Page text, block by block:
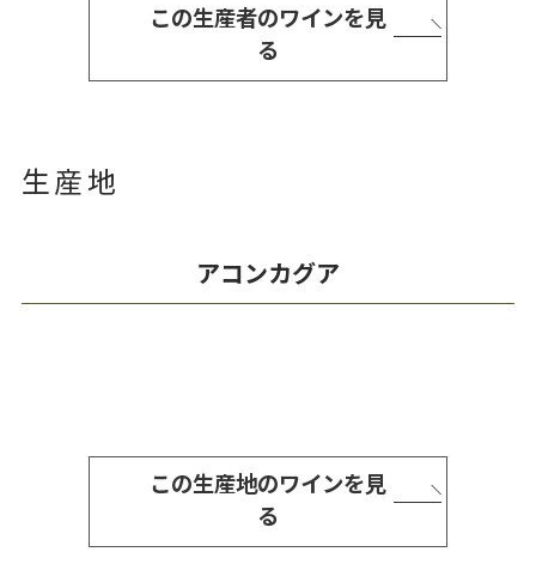
この生産者のワインを見
る
生産地
アコンカグア
この生産地のワインを見
る